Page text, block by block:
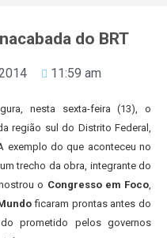
do BRT
11:59 am
nesta sexta-feira (13), o
região sul do Distrito Federal,
exemplo do que aconteceu no
trecho da obra, integrante do
o Congresso em Foco,
ficaram prontas antes do
prometido pelos governos